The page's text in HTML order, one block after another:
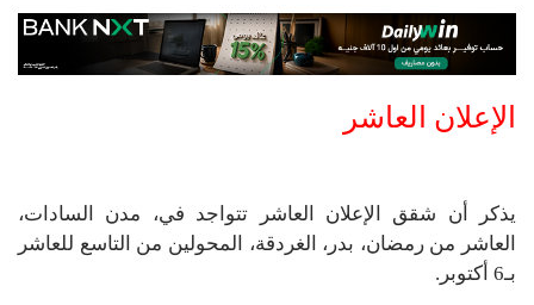
الإعلان العاشر
يذكر أن شقق الإعلان العاشر تتواجد في، مدن السادات،
العاشر من رمضان، بدر، الغردقة، المحولين من التاسع للعاشر
بـ6 أكتوبر.